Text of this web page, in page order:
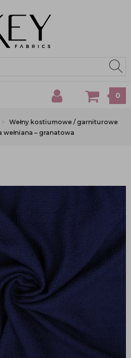
0
Wełny kostiumowe / garniturowe
wełniana – granatowa